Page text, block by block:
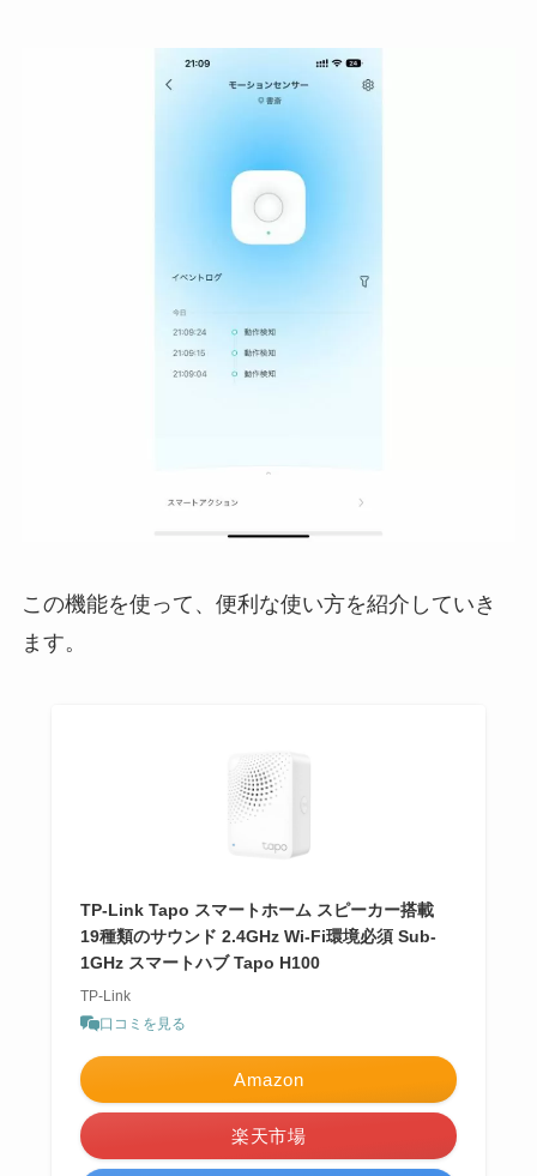
この機能を使って、便利な使い方を紹介していき
ます。
TP-Link Tapo スマートホーム スピーカー搭載
19種類のサウンド 2.4GHz Wi-Fi環境必須 Sub-
1GHz スマートハブ Tapo H100
TP-Link
口コミを見る
Amazon
楽天市場